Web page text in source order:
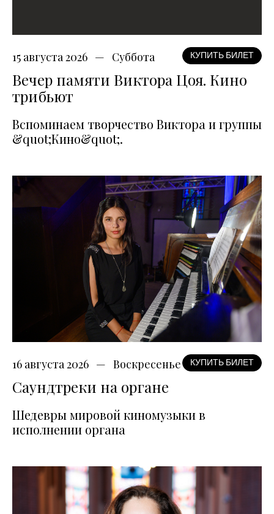
15 августа 2026 Суббота КУПИТЬ БИЛЕТ
Вечер памяти Виктора Цоя. Кино
трибьют
Вспоминаем творчество Виктора и группы
&quot;Кино&quot;.
16 августа 2026 Воскресенье КУПИТЬ БИЛЕТ
Саундтреки на органе
Шедевры мировой киномузыки в
исполнении органа